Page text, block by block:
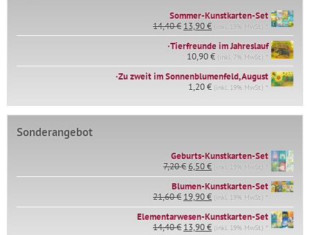
Sommer-Kunstkarten-Set
14,40€ Ursprünglicher
Preis
war:
14,40 €
13,90€Aktueller
Preis
ist:
13,90 €.
(inkl. 19% MwSt.) *
∙Tierfreunde im Jahreslauf
10,90€ (inkl. 7% MwSt.) *
∙Zu zweit im Sonnenblumenfeld, August
1,20€ (inkl. 19% MwSt.) *
Sonderangebot
Geburts-Kunstkarten-Set
7,20€Ursprünglicher
Preis
war:
7,20 €
6,50€Aktueller
Preis
ist:
6,50 €.
(inkl. 19% MwSt.) *
Blumen-Kunstkarten-Set
21,60€ Ursprünglicher
Preis
war:
21,60 €
19,90€Aktueller
Preis
ist:
19,90 €.
(inkl. 19% MwSt.) *
Elementarwesen-Kunstkarten-Set
14,40€ Ursprünglicher
13,90€Aktueller
(inkl. 19% MwSt.) *